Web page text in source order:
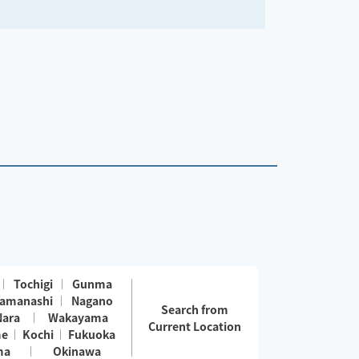
Tochigi
Gunma
Nagano
Wakayama
Kochi
Fukuoka
Okinawa
Search from
Current Location